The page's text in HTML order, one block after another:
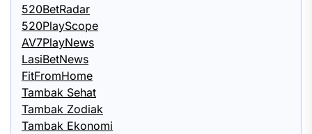
520BetRadar
520PlayScope
AV7PlayNews
LasiBetNews
FitFromHome
Tambak Sehat
Tambak Zodiak
Tambak Ekonomi